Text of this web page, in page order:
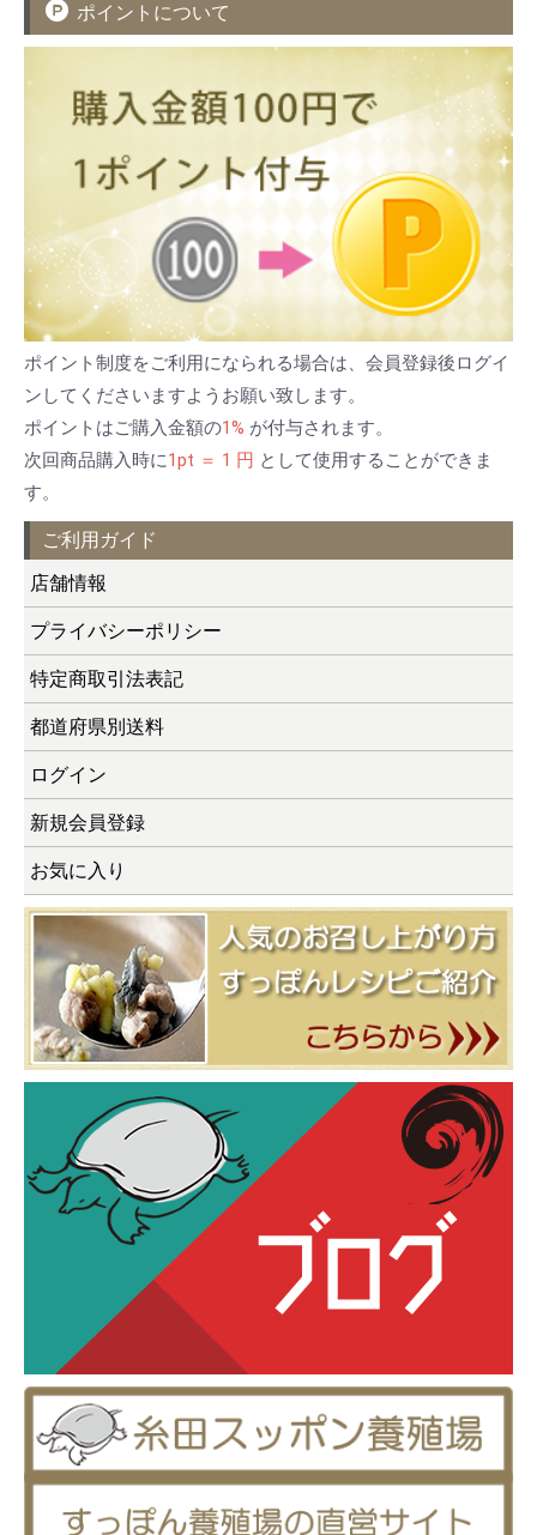
ポイントについて
ポイント制度をご利用になられる場合は、会員登録後ログイ
ンしてくださいますようお願い致します。
ポイントはご購入金額の1% が付与されます。
次回商品購入時に1pt ＝ 1 円 として使用することができま
す。
ご利用ガイド
店舗情報
プライバシーポリシー
特定商取引法表記
都道府県別送料
ログイン
新規会員登録
お気に入り